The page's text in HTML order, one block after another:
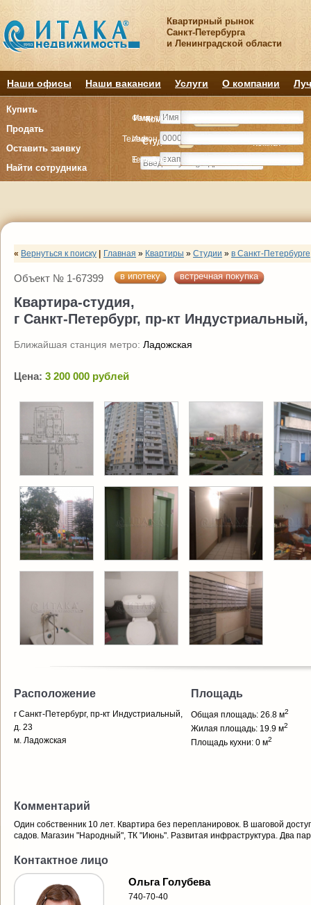
Квартирный рынок
Санкт-Петербурга
и Ленинградской области
Наши офисы Наши вакансии Услуги О компании
Купить
Продать
Оставить заявку
Найти сотрудника
Комнату
Студия Комнат
Комнату
Студия Комнат
Имя
Телефон
E-mail
Фамилия
Имя
Телефон
« Вернуться к поиску Главная » Квартиры » Студии » в Санкт-Петербурге
Объект № 1-67399 в ипотеку встречная покупка
Квартира-студия,
г Санкт-Петербург, пр-кт
Ближайшая станция метро: Ладожская
Цена: 3 200 000 рублей
Расположение
г Санкт-Петербург, пр-кт Индустриальный,
д. 23
м. Ладожская
Площадь
Общая площадь: 26.8 м2
Жилая площадь: 19.9 м2
Площадь кухни: 0 м2
Комментарий
Один собственник 10 лет. Квартира без перепланировок. В шаговой
садов. Магазин "Народный", ТК "Июнь". Развитая инфраструктура. Два
Контактное лицо
Ольга Голубева
740-70-40